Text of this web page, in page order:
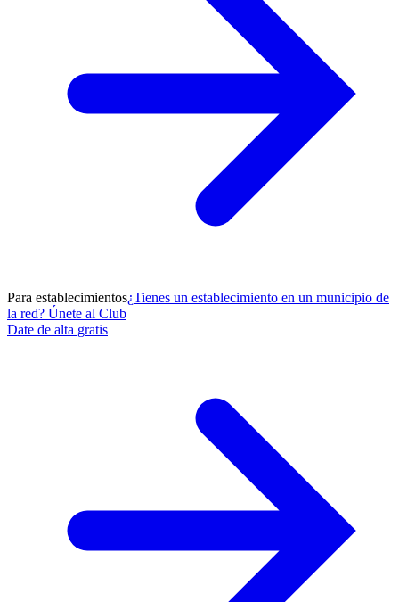
Para establecimientos¿Tienes un establecimiento en un municipio de
la red? Únete al Club
Date de alta gratis